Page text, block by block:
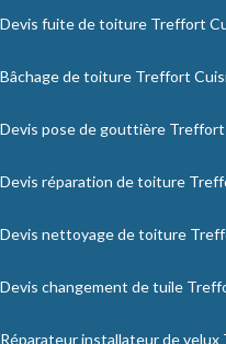
Devis fuite de toiture Treffort
Bâchage de toiture Treffort
Devis pose de gouttière
Devis réparation de toiture
Devis nettoyage de toiture
Devis changement de tuile
Réparateur installateur de